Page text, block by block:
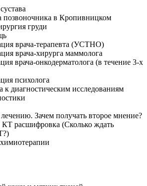
в Кропивницком
груди
врача-терапевта (УСТНО)
врача-хирурга маммолога
врача-онкодерматолога (в течение 3-х
психолога
к диагностическим исследованиям
Зачем получать второе мнение?
расшифровка (Сколько ждать